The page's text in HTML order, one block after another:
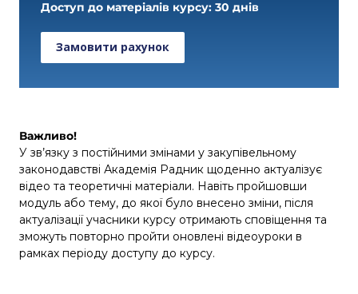
Доступ до матеріалів курсу: 30 днів
Замовити рахунок
Важливо!
У зв’язку з постійними змінами у закупівельному
законодавстві Академія Радник щоденно актуалізує
відео та теоретичні матеріали. Навіть пройшовши
модуль або тему, до якої було внесено зміни, після
актуалізації учасники курсу отримають сповіщення та
зможуть повторно пройти оновлені відеоуроки в
рамках періоду доступу до курсу.